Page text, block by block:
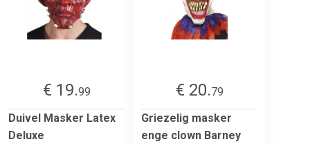
€ 19.99
Duivel Masker Latex
Deluxe
€ 20.79
Griezelig masker
enge clown Barney